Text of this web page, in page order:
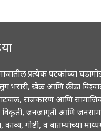
प्रत्येक घटकांच्या
भरारी, खेळ आणि क्रीडा
राजकारण आणि सामाजिक
जनजागृती आणि
गोष्टी, व बातम्यांच्या